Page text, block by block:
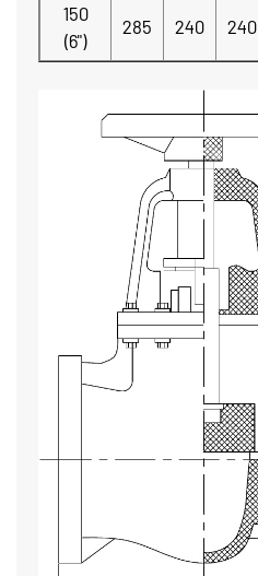
150
(6")
285 240 240